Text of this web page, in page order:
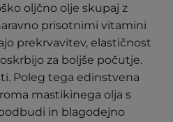
oljčno olje skupaj z
prisotnimi vitamini
prekrvavitev, elastičnost
za boljše počutje.
Poleg tega edinstvena
mastikinega olja s
in blagodejno